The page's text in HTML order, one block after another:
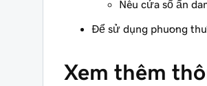
Nếu cửa sổ ẩn
Để sử dụng phương
Xem thêm